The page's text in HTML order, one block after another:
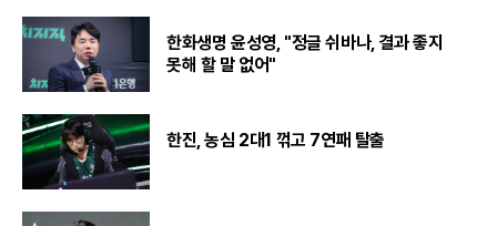
한화생명 윤성영, "정글 쉬바나, 결과 좋지
못해 할 말 없어"
한진, 농심 2대1 꺾고 7연패 탈출